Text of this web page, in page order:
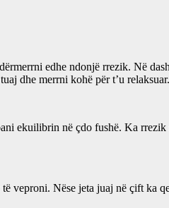
edhe ndonjë rrezik. Në
dhe merrni kohë për t’u relaksuar.
ekuilibrin në çdo fushë. Ka
veproni. Nëse jeta juaj në çift